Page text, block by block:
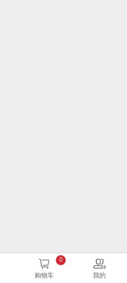
购物车
0
我的